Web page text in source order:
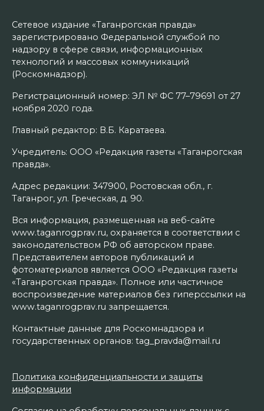
Сетевое издание «Таганрогская правда»
зарегистрировано Федеральной службой по
надзору в сфере связи, информационных
технологий и массовых коммуникаций
(Роскомнадзор).
Регистрационный номер: ЭЛ № ФС 77–79691 от 27
ноября 2020 года.
Главный редактор: В.Б. Каратаева.
Учредитель: ООО «Редакция газеты «Таганрогская
правда».
Адрес редакции: 347900, Ростовская обл., г.
Таганрог, ул. Греческая, д. 90.
Вся информация, размещенная на веб-сайте
www.taganrogprav.ru, охраняется в соответствии с
законодательством РФ об авторском праве.
Представителем авторов публикаций и
фотоматериалов является ООО «Редакция газеты
«Таганрогская правда». Полное или частичное
воспроизведение материалов без гиперссылки на
www.taganrogprav.ru запрещается.
Контактные данные для Роскомнадзора и
государственных органов: tag_pravda@mail.ru
Политика конфиденциальности и защиты
информации